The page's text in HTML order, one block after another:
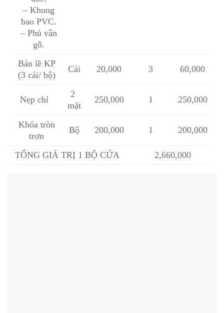
– Khung
bao PVC.
– Phủ vân
gỗ.
Bản lề KP
(3 cái/ bộ)
Cái 20,000 3 60,000
Nẹp chỉ
2
mặt
250,000 1 250,000
Khóa tròn
trơn
Bộ 200,000 1 200,000
TỔNG GIÁ TRỊ 1 BỘ CỬA 2,660,000